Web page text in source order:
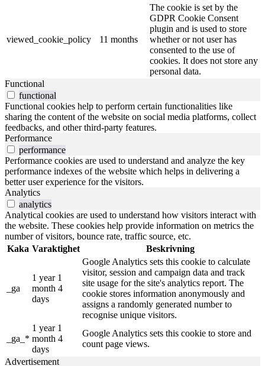
viewed_cookie_policy 11 months
The cookie is set by the
GDPR Cookie Consent
plugin and is used to store
whether or not user has
consented to the use of
cookies. It does not store any
personal data.
Functional
functional
Functional cookies help to perform certain functionalities like
sharing the content of the website on social media platforms, collect
feedbacks, and other third-party features.
Performance
performance
Performance cookies are used to understand and analyze the key
performance indexes of the website which helps in delivering a
better user experience for the visitors.
Analytics
analytics
Analytical cookies are used to understand how visitors interact with
the website. These cookies help provide information on metrics the
number of visitors, bounce rate, traffic source, etc.
Kaka Varaktighet Beskrivning
_ga
1 year 1
month 4
days
Google Analytics sets this cookie to calculate
visitor, session and campaign data and track
site usage for the site's analytics report. The
cookie stores information anonymously and
assigns a randomly generated number to
recognise unique visitors.
_ga_*
1 year 1
month 4
days
Google Analytics sets this cookie to store and
count page views.
Advertisement